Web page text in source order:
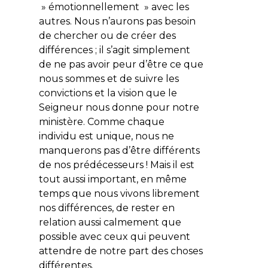
» émotionnellement » avec les
autres. Nous n’aurons pas besoin
de chercher ou de créer des
différences ; il s’agit simplement
de ne pas avoir peur d’être ce que
nous sommes et de suivre les
convictions et la vision que le
Seigneur nous donne pour notre
ministère. Comme chaque
individu est unique, nous ne
manquerons pas d’être différents
de nos prédécesseurs ! Mais il est
tout aussi important, en même
temps que nous vivons librement
nos différences, de rester en
relation aussi calmement que
possible avec ceux qui peuvent
attendre de notre part des choses
différentes.